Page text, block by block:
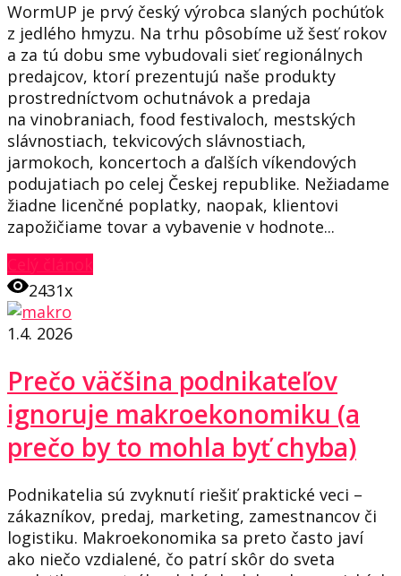
WormUP je prvý český výrobca slaných pochúťok
z jedlého hmyzu. Na trhu pôsobíme už šesť rokov
a za tú dobu sme vybudovali sieť regionálnych
predajcov, ktorí prezentujú naše produkty
prostredníctvom ochutnávok a predaja
na vinobraniach, food festivaloch, mestských
slávnostiach, tekvicových slávnostiach,
jarmokoch, koncertoch a ďalších víkendových
podujatiach po celej Českej republike. Nežiadame
žiadne licenčné poplatky, naopak, klientovi
zapožičiame tovar a vybavenie v hodnote...
Celý článok
2431x
1.4. 2026
Prečo väčšina podnikateľov
ignoruje makroekonomiku (a
prečo by to mohla byť chyba)
Podnikatelia sú zvyknutí riešiť praktické veci –
zákazníkov, predaj, marketing, zamestnancov či
logistiku. Makroekonomika sa preto často javí
ako niečo vzdialené, čo patrí skôr do sveta